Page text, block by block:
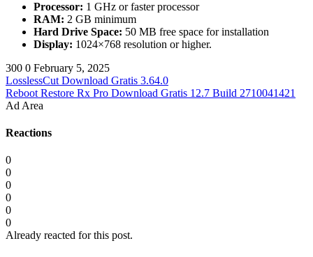
Processor: 1 GHz or faster processor
RAM: 2 GB minimum
Hard Drive Space: 50 MB free space for installation
Display: 1024×768 resolution or higher.
300 0 February 5, 2025
LosslessCut Download Gratis 3.64.0
Reboot Restore Rx Pro Download Gratis 12.7 Build 2710041421
Ad Area
Reactions
0
0
0
0
0
0
Already reacted for this post.